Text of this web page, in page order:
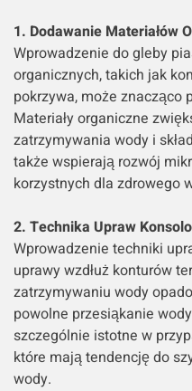
1. Dodawanie Materiałów
Wprowadzenie do gleby
organicznych, takich jak
pokrzywa, może znacząco
Materiały organiczne
zatrzymywania wody i
także wspierają rozwój
korzystnych dla zdrowego
2. Technika Upraw
Wprowadzenie techniki
uprawy wzdłuż konturów
zatrzymywaniu wody
powolne przesiąkanie
szczególnie istotne w
które mają tendencję do
wody.